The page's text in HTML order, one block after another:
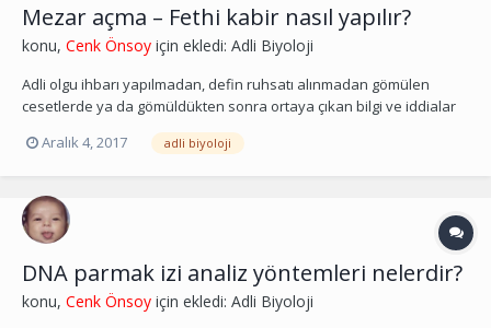
Mezar açma – Fethi kabir nasıl yapılır?
konu, Cenk Önsoy için ekledi: Adli Biyoloji
Adli olgu ihbarı yapılmadan, defin ruhsatı alınmadan gömülen
cesetlerde ya da gömüldükten sonra ortaya çıkan bilgi ve iddialar
çıkartılması, adli amaçlı incelemeler yapılması gerekebilmektedir.
Aralık 4, 2017 adli biyoloji
DNA parmak izi analiz yöntemleri nelerdir?
konu, Cenk Önsoy için ekledi: Adli Biyoloji